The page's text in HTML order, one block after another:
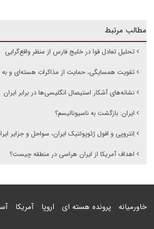
مطالب مرتبط
تحلیل تعادل قوا در خلیج فارس از منظر واقع‌گرایی
تقویت همسایگی، حمایت از مذاکرات هسته‌ای و به
نشانه‌های آشکار استیصال انگلیسی‌ها در برابر ایران
ایران: بازگشت به ناسیونالیسم؟
اِنتروپی و افول ژئوپولتیک ایران، سواحل و جزایر
اهداف آمریکا از ‎ایران هراسی در منطقه چیست؟
خاورمیانه پرونده هسته ای اروپا آمریکا